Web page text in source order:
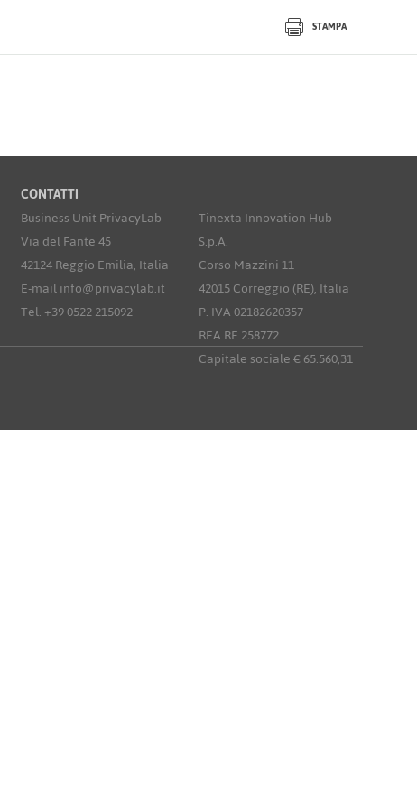
STAMPA
CONTATTI
Business Unit PrivacyLab
Via del Fante 45
42124 Reggio Emilia, Italia
E-mail info@privacylab.it
Tel. +39 0522 215092
Tinexta Innovation Hub
S.p.A.
Corso Mazzini 11
42015 Correggio (RE), Italia
P. IVA 02182620357
REA RE 258772
Capitale sociale € 65.560,31